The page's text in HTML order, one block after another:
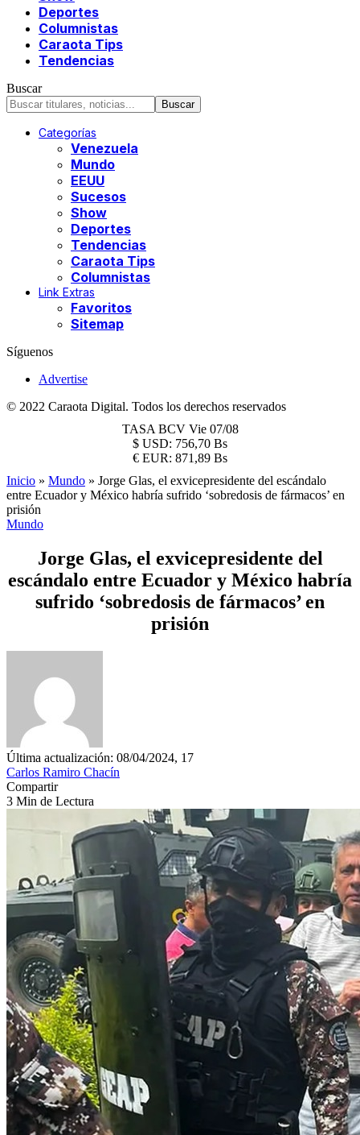
Deportes
Columnistas
Caraota Tips
Tendencias
Buscar
Categorías
Venezuela
Mundo
EEUU
Sucesos
Show
Deportes
Tendencias
Caraota Tips
Columnistas
Link Extras
Favoritos
Sitemap
Síguenos
Advertise
© 2022 Caraota Digital. Todos los derechos reservados
TASA BCV Vie 07/08
$ USD: 756,70 Bs
€ EUR: 871,89 Bs
Inicio » Mundo » Jorge Glas, el exvicepresidente del escándalo
entre Ecuador y México habría sufrido ‘sobredosis de fármacos’ en
prisión
Mundo
Jorge Glas, el exvicepresidente del
escándalo entre Ecuador y México habría
sufrido ‘sobredosis de fármacos’ en
prisión
Última actualización: 08/04/2024, 17
Carlos Ramiro Chacín
Compartir
3 Min de Lectura